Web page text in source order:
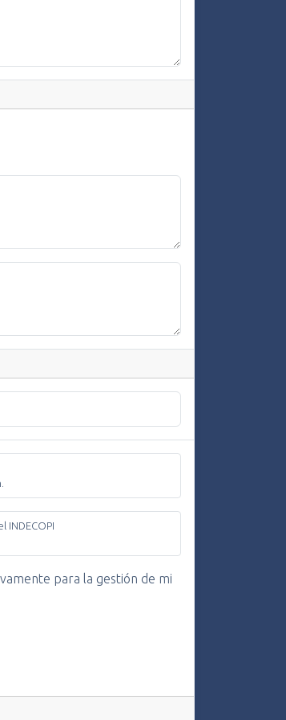
INDECOPI
para la gestión de mi